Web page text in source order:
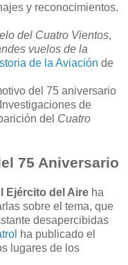
y reconocimientos.
del Cuatro Vientos,
vuelos de la
de la Aviación de
del 75 aniversario
de
del Cuatro
75 Aniversario
Ejército del Aire ha
sobre el tema, que
desapercibidas
ha publicado el
lugares de los